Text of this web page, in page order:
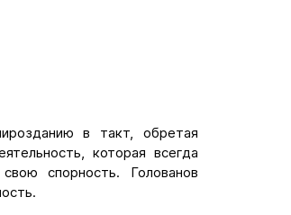
в такт, обретая
которая всегда
спорность. Голованов